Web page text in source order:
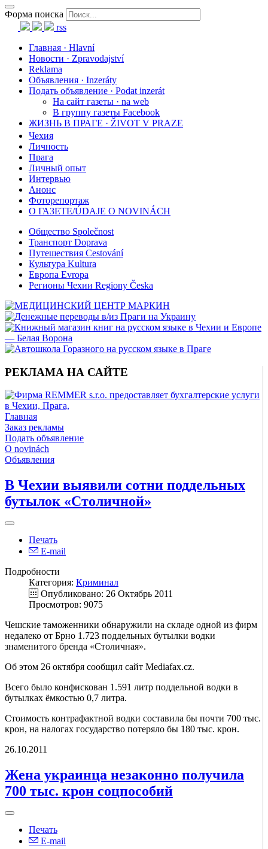
Форма поиска
rss
Главная · Hlavní
Новости · Zpravodajství
Reklama
Объявления · Inzeráty
Подать объявление · Podat inzerát
На сайт газеты · na web
В группу газеты Facebook
ЖИЗНЬ В ПРАГЕ · ŽIVOT V PRAZE
Чехия
Личность
Прага
Личный опыт
Интервью
Анонс
Фоторепортаж
О ГАЗЕТЕ/ÚDAJE O NOVINÁCH
Общество Společnost
Транспорт Doprava
Путешествия Cestování
Культура Kultura
Европа Evropa
Регионы Чехии Regiony Česka
РЕКЛАМА НА САЙТЕ
Главная
Заказ рекламы
Подать объявление
O novinách
Объявления
В Чехии выявили сотни поддельных
бутылок «Столичной»
Печать
E-mail
Подробности
Категория: Криминал
Опубликовано: 26 Октябрь 2011
Просмотров: 9075
Чешские таможенники обнаружили на складе одной из фирм
недалеко от Брно 1.723 поддельных бутылки водки
знаменитого бренда «Столичная».
Об этом 26 октября сообщил сайт Mediafax.cz.
Всего было конфискован 1.591 литр поддельной водки в
бутылках ёмкостью 0,7 литра.
Стоимость контрафактной водки составила бы почти 700 тыс.
крон, на налогах государство потеряло бы 180 тыс. крон.
26.10.2011
Жена украинца незаконно получила
700 тыс. крон соцпособий
Печать
E-mail